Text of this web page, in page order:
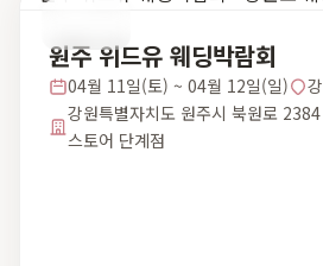
원주 위드유 웨딩박람회
04월 11일(토) ~ 04월 12일(일)
강원특별자치도 원주시 북원로
스토어 단계점